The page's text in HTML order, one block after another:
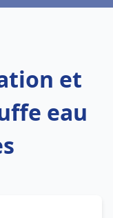
et
eau